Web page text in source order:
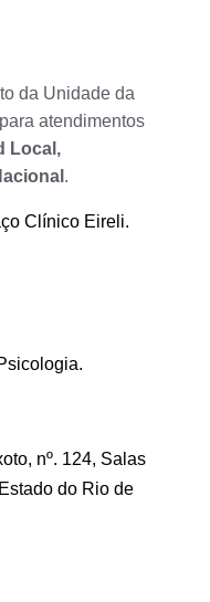
da Unidade da
atendimentos
Local,
.
Clínico Eireli.
nº. 124, Salas
do Rio de